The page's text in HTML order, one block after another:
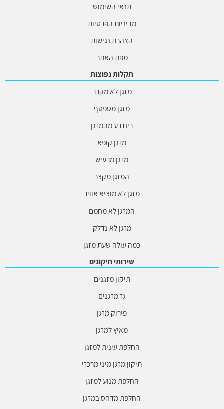
תנאי השימוש
מדיניות הפרטיות
הצהרת נגישות
מפת האתר
תקלות נפוצות
מזגן לא מקרר
מזגן מטפטף
ריח רע מהמזגן
מזגן קופא
מזגן מרעיש
המזגן מקצר
מזגן לא מוציא אוויר
המזגן לא מחמם
מזגן לא נדלק
כמה עולה שעת מזגן
שירותי תיקונים
תיקון מזגנים
גז מזגנים
פירוק מזגן
מאיץ למזגן
החלפת עינית למזגן
תיקון מזגן מיני מרכזי
החלפת מנוע למזגן
החלפת מדחס במזגן